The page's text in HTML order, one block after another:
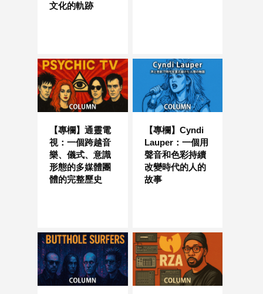
文化的軌跡
【專欄】通靈電
視：一個跨越音
樂、儀式、意識
形態的多媒體團
體的完整歷史
【專欄】Cyndi
Lauper：一個用
聲音和色彩持續
改變時代的人的
故事